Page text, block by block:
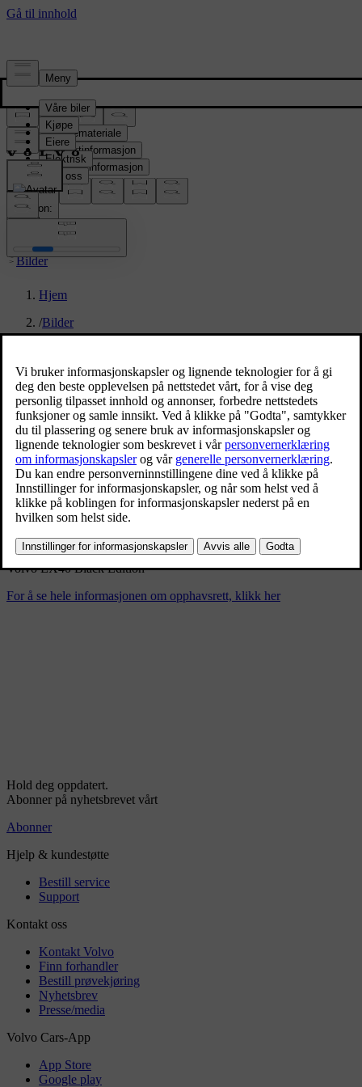
Presserom
Pressemateriale
Produktinformasjon
Selskapsinformasjon
Mediekontakter
location:
NO
Bilder
Hjem
/Bilder
Volvo EX40 Black Edition
4/11/2024
Bokmerke
Del
Last ned
Volvo EX40 Black Edition
For å se hele informasjonen om opphavsrett, klikk her